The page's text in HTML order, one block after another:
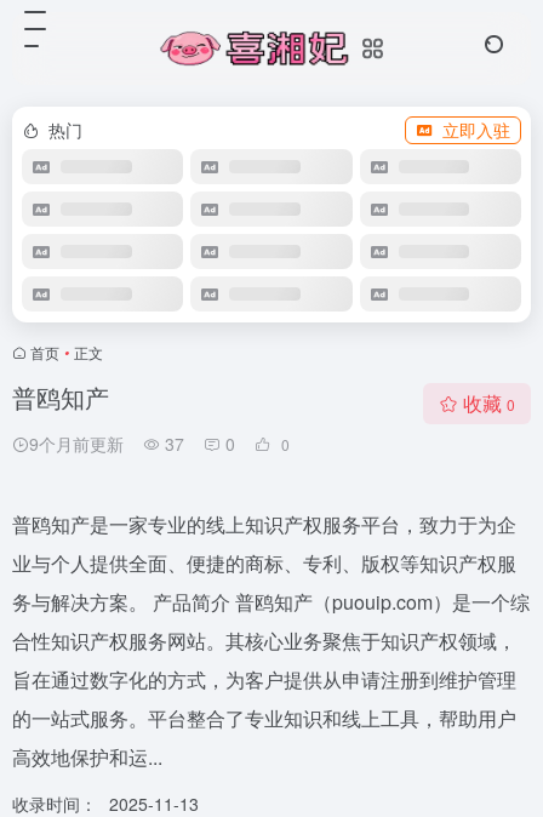
热门 立即入驻
首页 • 正文
普鸥知产
9个月前更新 37 0 0
收藏 0
普鸥知产是一家专业的线上知识产权服务平台，致力于为企
业与个人提供全面、便捷的商标、专利、版权等知识产权服
务与解决方案。 产品简介 普鸥知产（puouip.com）是一个综
合性知识产权服务网站。其核心业务聚焦于知识产权领域，
旨在通过数字化的方式，为客户提供从申请注册到维护管理
的一站式服务。平台整合了专业知识和线上工具，帮助用户
高效地保护和运...
收录时间： 2025-11-13